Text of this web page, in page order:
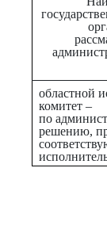
областной
комитет –
по
решению,